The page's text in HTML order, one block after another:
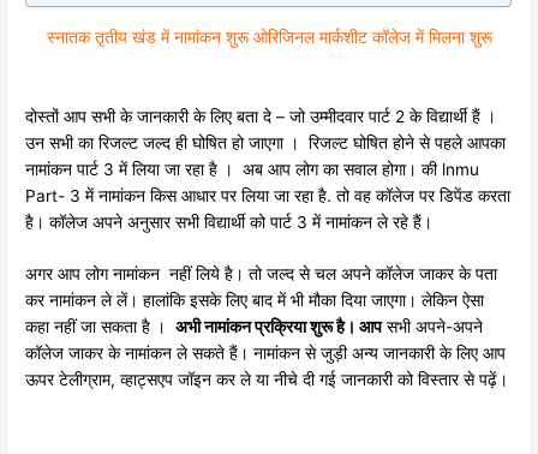
स्नातक तृतीय खंड में नामांकन शुरू ओरिजिनल मार्कशीट कॉलेज में मिलना शुरू
दोस्तों आप सभी के जानकारी के लिए बता दे – जो उम्मीदवार पार्ट 2 के विद्यार्थी हैं ।
उन सभी का रिजल्ट जल्द ही घोषित हो जाएगा । रिजल्ट घोषित होने से पहले आपका
नामांकन पार्ट 3 में लिया जा रहा है । अब आप लोग का सवाल होगा। की lnmu
Part- 3 में नामांकन किस आधार पर लिया जा रहा है. तो वह कॉलेज पर डिपेंड करता
है। कॉलेज अपने अनुसार सभी विद्यार्थी को पार्ट 3 में नामांकन ले रहे हैं।
अगर आप लोग नामांकन नहीं लिये है। तो जल्द से चल अपने कॉलेज जाकर के पता
कर नामांकन ले लें। हालांकि इसके लिए बाद में भी मौका दिया जाएगा। लेकिन ऐसा
कहा नहीं जा सकता है ।अभी नामांकन प्रक्रिया शुरू है। आपसभी अपने-अपने
कॉलेज जाकर के नामांकन ले सकते हैं। नामांकन से जुड़ी अन्य जानकारी के लिए आप
ऊपर टेलीग्राम, व्हाट्सएप जॉइन कर ले या नीचे दी गई जानकारी को विस्तार से पढ़ें।